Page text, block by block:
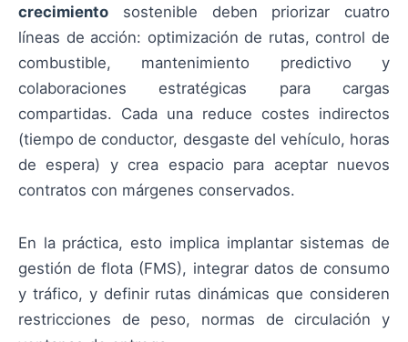
crecimiento sostenible deben priorizar cuatro
líneas de acción: optimización de rutas, control de
combustible, mantenimiento predictivo y
colaboraciones estratégicas para cargas
compartidas. Cada una reduce costes indirectos
(tiempo de conductor, desgaste del vehículo, horas
de espera) y crea espacio para aceptar nuevos
contratos con márgenes conservados.
En la práctica, esto implica implantar sistemas de
gestión de flota (FMS), integrar datos de consumo
y tráfico, y definir rutas dinámicas que consideren
restricciones de peso, normas de circulación y